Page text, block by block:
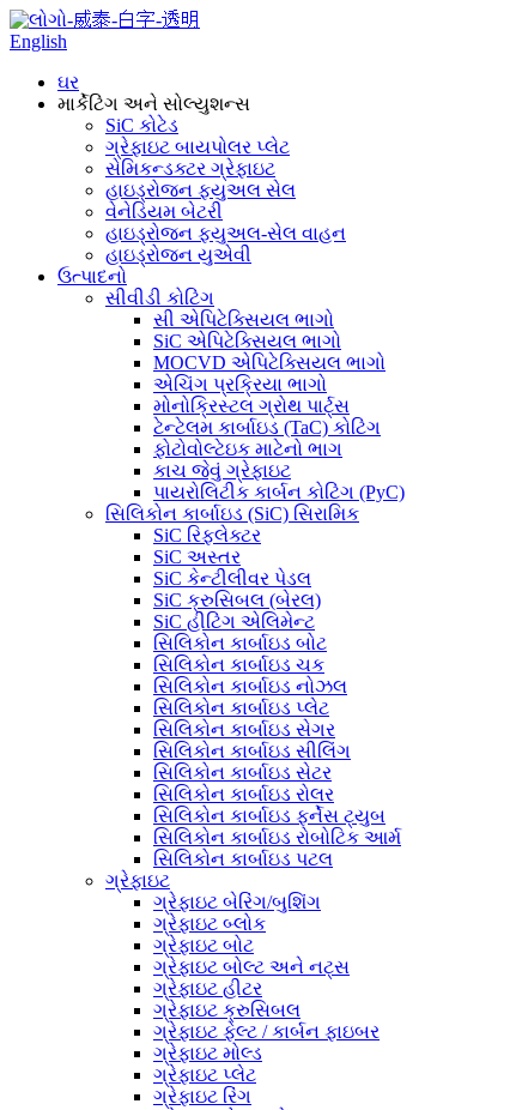
English
ઘર
માર્કેટિંગ અને સોલ્યુશન્સ
SiC કોટેડ
ગ્રેફાઇટ બાયપોલર પ્લેટ
સેમિકન્ડક્ટર ગ્રેફાઇટ
હાઇડ્રોજન ફ્યુઅલ સેલ
વેનેડિયમ બેટરી
હાઇડ્રોજન ફ્યુઅલ-સેલ વાહન
હાઇડ્રોજન યુએવી
ઉત્પાદનો
સીવીડી કોટિંગ
સી એપિટેક્સિયલ ભાગો
SiC એપિટેક્સિયલ ભાગો
MOCVD એપિટેક્સિયલ ભાગો
એચિંગ પ્રક્રિયા ભાગો
મોનોક્રિસ્ટલ ગ્રોથ પાર્ટ્સ
ટેન્ટેલમ કાર્બાઇડ (TaC) કોટિંગ
ફોટોવોલ્ટેઇક માટેનો ભાગ
કાચ જેવું ગ્રેફાઇટ
પાયરોલિટીક કાર્બન કોટિંગ (PyC)
સિલિકોન કાર્બાઇડ (SiC) સિરામિક
SiC રિફ્લેક્ટર
SiC અસ્તર
SiC કેન્ટીલીવર પેડલ
SiC ક્રુસિબલ (બેરલ)
SiC હીટિંગ એલિમેન્ટ
સિલિકોન કાર્બાઇડ બોટ
સિલિકોન કાર્બાઇડ ચક
સિલિકોન કાર્બાઇડ નોઝલ
સિલિકોન કાર્બાઇડ પ્લેટ
સિલિકોન કાર્બાઇડ સેગર
સિલિકોન કાર્બાઇડ સીલિંગ
સિલિકોન કાર્બાઇડ સેટર
સિલિકોન કાર્બાઇડ રોલર
સિલિકોન કાર્બાઇડ ફર્નેસ ટ્યુબ
સિલિકોન કાર્બાઇડ રોબોટિક આર્મ
સિલિકોન કાર્બાઇડ પટલ
ગ્રેફાઇટ
ગ્રેફાઇટ બેરિંગ/બુશિંગ
ગ્રેફાઇટ બ્લોક
ગ્રેફાઇટ બોટ
ગ્રેફાઇટ બોલ્ટ અને નટ્સ
ગ્રેફાઇટ હીટર
ગ્રેફાઇટ ક્રુસિબલ
ગ્રેફાઇટ ફેલ્ટ / કાર્બન ફાઇબર
ગ્રેફાઇટ મોલ્ડ
ગ્રેફાઇટ પ્લેટ
ગ્રેફાઇટ રિંગ